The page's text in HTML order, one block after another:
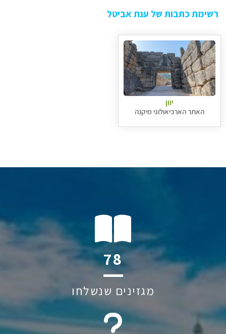
רשימת כתבות של ענת אביטל
יוון
האתר הארכיאולוגי מיקנה
92
מגזינים שנשלחו